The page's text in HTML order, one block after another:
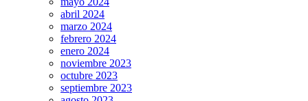
abril 2024
marzo 2024
febrero 2024
enero 2024
noviembre 2023
octubre 2023
septiembre 2023